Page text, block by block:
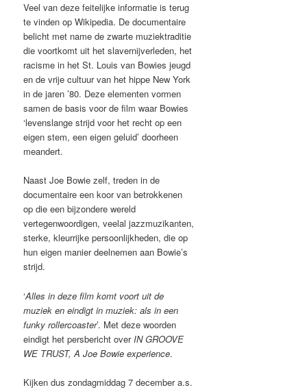
Veel van deze feitelijke informatie is terug
te vinden op Wikipedia. De documentaire
belicht met name de zwarte muziektraditie
die voortkomt uit het slavernijverleden, het
racisme in het St. Louis van Bowies jeugd
en de vrije cultuur van het hippe New York
in de jaren ’80. Deze elementen vormen
samen de basis voor de film waar Bowies
‘levenslange strijd voor het recht op een
eigen stem, een eigen geluid’ doorheen
meandert.
Naast Joe Bowie zelf, treden in de
documentaire een koor van betrokkenen
op die een bijzondere wereld
vertegenwoordigen, veelal jazzmuzikanten,
sterke, kleurrijke persoonlijkheden, die op
hun eigen manier deelnemen aan Bowie’s
strijd.
‘Alles in deze film komt voort uit de
muziek en eindigt in muziek: als in een
funky rollercoaster’. Met deze woorden
eindigt het persbericht over IN GROOVE
WE TRUST, A Joe Bowie experience.
Kijken dus zondagmiddag 7 december a.s.